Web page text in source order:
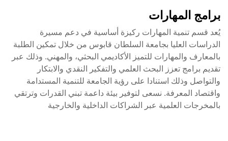
برامج المهارات
يُعد قسم تنمية المهارات ركيزة أساسية في دعم مسيرة
الدراسات العليا بجامعة السلطان قابوس من خلال تمكين الطلبة
بالمعارف والمهارات للتميز الأكاديمي البحثي، والمهني. وذلك عبر
تقديم برامج تعزز البحث العلمي والتفكير النقدي والابتكار
والتواصل وذلك استنادا على رؤية الجامعة للتنمية المستدامة
واقتصاد المعرفة. نسعى لتوفير بيئة داعمة تبني القدرات وترتقي
بالمخرجات العلمية عبر الشراكات الداخلية والخارجية